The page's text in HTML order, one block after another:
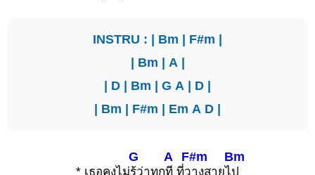
INSTRU : | Bm | F#m |
| Bm | A|
| D | Bm | G A | D |
| Bm | F#m | Em A D |
* เธอคงไม่
G
รู้ว่าทุก
A
ที ที่ว
F#m
างสายไ
Bm
ป